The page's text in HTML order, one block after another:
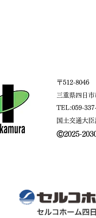
〒512-8046
三重県四日
TEL:059-
国土交通大
​Ⓒ2025-